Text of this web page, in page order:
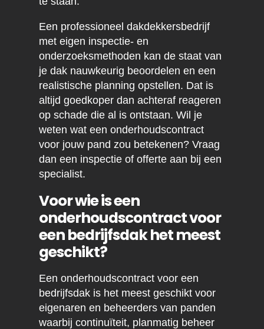
Een professioneel dakdekkersbedrijf
met eigen inspectie- en
onderzoeksmethoden kan de staat van
je dak nauwkeurig beoordelen en een
realistische planning opstellen. Dat is
altijd goedkoper dan achteraf reageren
op schade die al is ontstaan. Wil je
weten wat een onderhoudscontract
voor jouw pand zou betekenen? Vraag
dan een inspectie of offerte aan bij een
specialist.
Voor wie is een
onderhoudscontract voor
een bedrijfsdak het meest
geschikt?
Een onderhoudscontract voor een
bedrijfsdak is het meest geschikt voor
eigenaren en beheerders van panden
waarbij continuïteit, planmatig beheer